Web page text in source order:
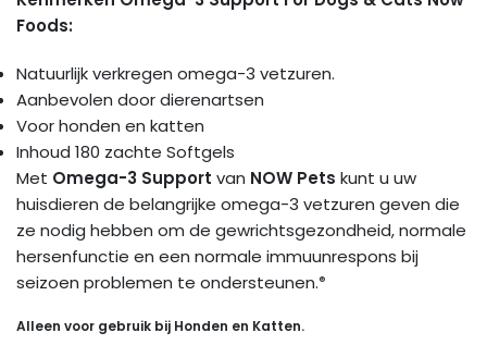
Foods:
Natuurlijk verkregen omega-3 vetzuren.
Aanbevolen door dierenartsen
Voor honden en katten
Inhoud 180 zachte Softgels
Met Omega-3 Support van NOW Pets kunt u uw
huisdieren de belangrijke omega-3 vetzuren geven die
ze nodig hebben om de gewrichtsgezondheid, normale
hersenfunctie en een normale immuunrespons bij
seizoen problemen te ondersteunen.®
Alleen voor gebruik bij Honden en Katten.